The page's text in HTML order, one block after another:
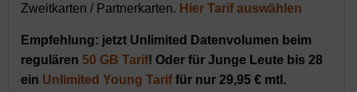
Zweitkarten / Partnerkarten. Hier Tarif auswählen
Empfehlung: jetzt Unlimited Datenvolumen beim
regulären 50 GB Tarif! Oder für Junge Leute bis 28
ein Unlimited Young Tariffür nur 29,95 € mtl.